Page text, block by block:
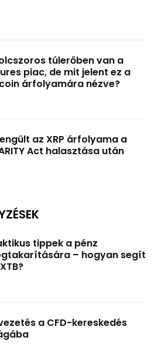
túlerőben van a
piac, de mit jelent ez a
árfolyamára nézve?
az XRP árfolyama a
Act halasztása után
tippek a pénz
– hogyan segít
a CFD-kereskedés